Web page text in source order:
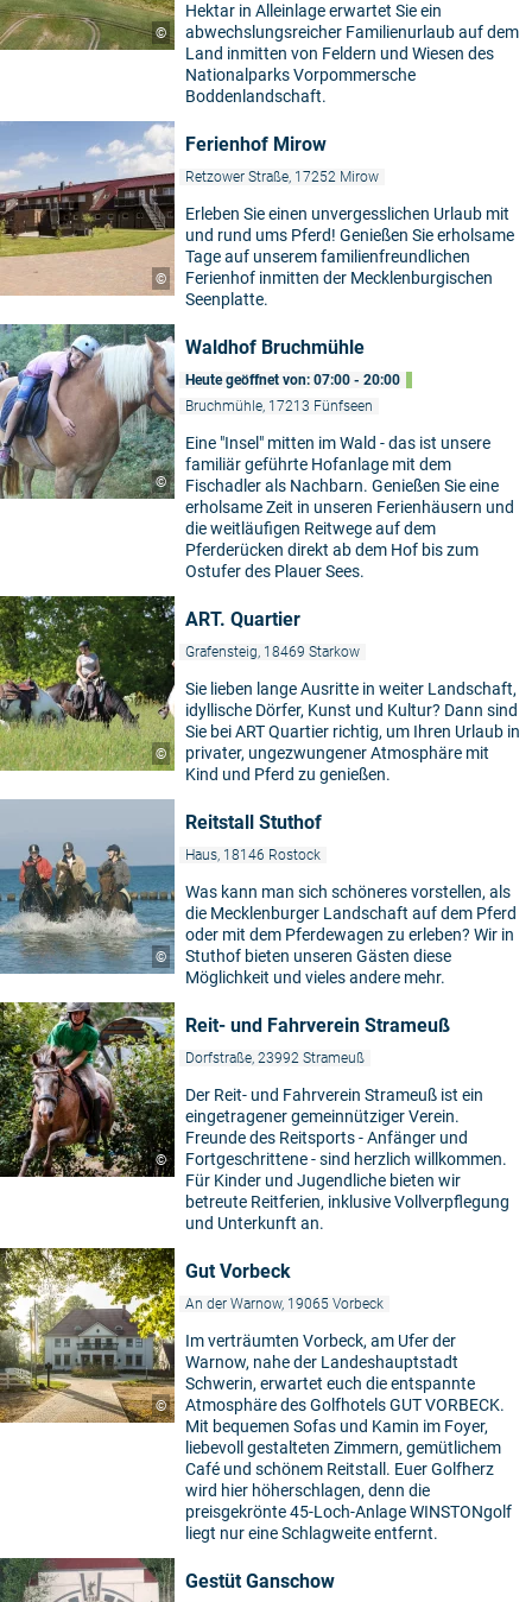
©
Hektar in Alleinlage erwartet Sie ein
abwechslungsreicher Familienurlaub auf dem
Land inmitten von Feldern und Wiesen des
Nationalparks Vorpommersche
Boddenlandschaft.
©
Ferienhof Mirow
Retzower Straße, 17252 Mirow
Erleben Sie einen unvergesslichen Urlaub mit
und rund ums Pferd! Genießen Sie erholsame
Tage auf unserem familienfreundlichen
Ferienhof inmitten der Mecklenburgischen
Seenplatte.
©
Waldhof Bruchmühle
Heute geöffnet von: 07:00 - 20:00
Bruchmühle, 17213 Fünfseen
Eine "Insel" mitten im Wald - das ist unsere
familiär geführte Hofanlage mit dem
Fischadler als Nachbarn. Genießen Sie eine
erholsame Zeit in unseren Ferienhäusern und
die weitläufigen Reitwege auf dem
Pferderücken direkt ab dem Hof bis zum
Ostufer des Plauer Sees.
©
ART. Quartier
Grafensteig, 18469 Starkow
Sie lieben lange Ausritte in weiter Landschaft,
idyllische Dörfer, Kunst und Kultur? Dann sind
Sie bei ART Quartier richtig, um Ihren Urlaub in
privater, ungezwungener Atmosphäre mit
Kind und Pferd zu genießen.
©
Reitstall Stuthof
Haus, 18146 Rostock
Was kann man sich schöneres vorstellen, als
die Mecklenburger Landschaft auf dem Pferd
oder mit dem Pferdewagen zu erleben? Wir in
Stuthof bieten unseren Gästen diese
Möglichkeit und vieles andere mehr.
©
Reit- und Fahrverein Strameuß
Dorfstraße, 23992 Strameuß
Der Reit- und Fahrverein Strameuß ist ein
eingetragener gemeinnütziger Verein.
Freunde des Reitsports - Anfänger und
Fortgeschrittene - sind herzlich willkommen.
Für Kinder und Jugendliche bieten wir
betreute Reitferien, inklusive Vollverpflegung
und Unterkunft an.
©
Gut Vorbeck
An der Warnow, 19065 Vorbeck
Im verträumten Vorbeck, am Ufer der
Warnow, nahe der Landeshauptstadt
Schwerin, erwartet euch die entspannte
Atmosphäre des Golfhotels GUT VORBECK.
Mit bequemen Sofas und Kamin im Foyer,
liebevoll gestalteten Zimmern, gemütlichem
Café und schönem Reitstall. Euer Golfherz
wird hier höherschlagen, denn die
preisgekrönte 45-Loch-Anlage WINSTONgolf
liegt nur eine Schlagweite entfernt.
Gestüt Ganschow